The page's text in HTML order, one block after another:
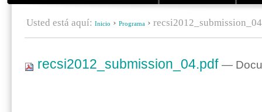
Usted está aquí: Inicio › Programa ›
recsi2012_submission_04.pdf —